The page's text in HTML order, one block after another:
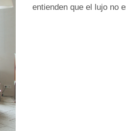
entienden que el lujo no